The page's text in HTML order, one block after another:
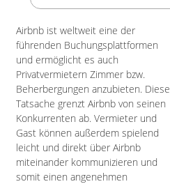
Airbnb ist weltweit eine der
führenden Buchungsplattformen
und ermöglicht es auch
Privatvermietern Zimmer bzw.
Beherbergungen anzubieten. Diese
Tatsache grenzt Airbnb von seinen
Konkurrenten ab. Vermieter und
Gast können außerdem spielend
leicht und direkt über Airbnb
miteinander kommunizieren und
somit einen angenehmen